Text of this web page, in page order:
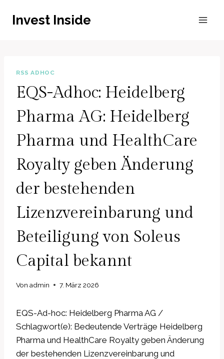
InhaltInvest Inside
RSS ADHOC
EQS-Adhoc: Heidelberg
Pharma AG: Heidelberg
Pharma und HealthCare
Royalty geben Änderung
der bestehenden
Lizenzvereinbarung und
Beteiligung von Soleus
Capital bekannt
Von admin 7. März 2026
EQS-Ad-hoc: Heidelberg Pharma AG /
Schlagwort(e): Bedeutende Verträge Heidelberg
Pharma und HealthCare Royalty geben Änderung
der bestehenden Lizenzvereinbarung und